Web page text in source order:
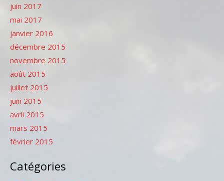
juin 2017
mai 2017
janvier 2016
décembre 2015
novembre 2015
août 2015
juillet 2015
juin 2015
avril 2015
mars 2015
février 2015
Catégories